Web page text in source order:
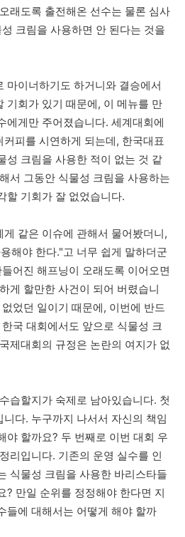
래도록 출전해온 선수는 물론 심사
크림을 사용하면 안 된다는 것을
마이너하기도 하거니와 결승에서
기회가 있기 때문에, 이 메뉴를 만
에게만 주어졌습니다. 세계대회에
피를 시연하게 되는데, 한국대표
성 크림을 사용한 적이 없는 것 같
서 그동안 식물성 크림을 사용하는
할 기회가 잘 없었습니다.
같은 이슈에 관해서 물어봤더니,
해야 한다."고 너무 쉽게 말하더군
어진 해프닝이 오래도록 이어오면
게 할만한 사건이 되어 버렸습니
었던 일이기 때문에, 이번에 반드
국 대회에서도 앞으로 식물성 크
제대회의 규정은 논란의 여지가 없
습할지가 숙제로 남아있습니다. 첫
다. 누구까지 나서서 자신의 책임
야 할까요? 두 번째로 이번 대회 우
리입니다. 기존의 운영 실수를 인
식물성 크림을 사용한 바리스타들
? 만일 순위를 정정해야 한다면 지
들에 대해서는 어떻게 해야 할까